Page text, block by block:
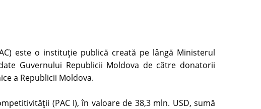
este o instituție publică creată pe lângă Ministerul
Guvernului Republicii Moldova de către donatorii
a Republicii Moldova.
(PAC I), în valoare de 38,3 mln. USD, sumă